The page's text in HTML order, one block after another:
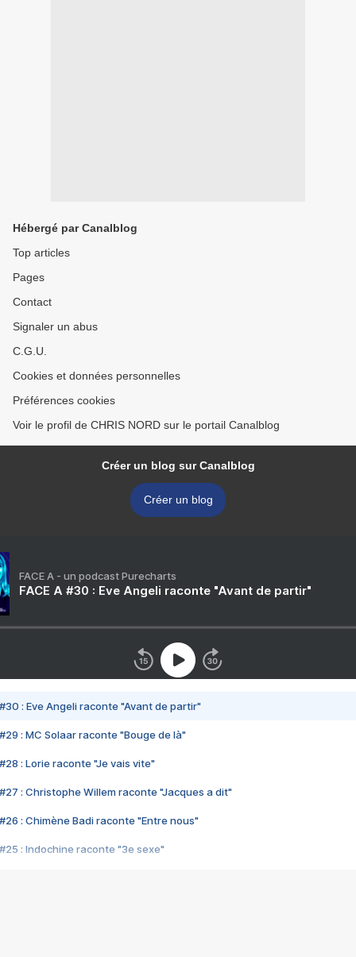
Hébergé par Canalblog
Top articles
Pages
Contact
Signaler un abus
C.G.U.
Cookies et données personnelles
Préférences cookies
Voir le profil de CHRIS NORD sur le portail Canalblog
Créer un blog sur Canalblog
Créer un blog
FACE A - un podcast Purecharts
FACE A #30 : Eve Angeli raconte "Avant de partir"
#30 : Eve Angeli raconte "Avant de partir"
#29 : MC Solaar raconte "Bouge de là"
#28 : Lorie raconte "Je vais vite"
#27 : Christophe Willem raconte "Jacques a dit"
#26 : Chimène Badi raconte "Entre nous"
#25 : Indochine raconte "3e sexe"